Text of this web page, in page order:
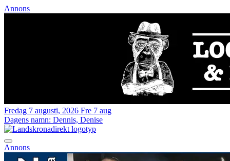
Annons
Fredag 7 augusti, 2026 Fre 7 aug
Dagens namn: Dennis, Denise
Annons